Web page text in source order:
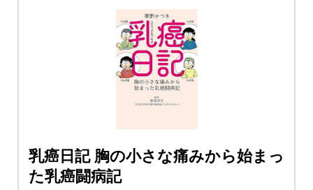
乳癌日記 胸の小さな痛みから始まっ
た乳癌闘病記